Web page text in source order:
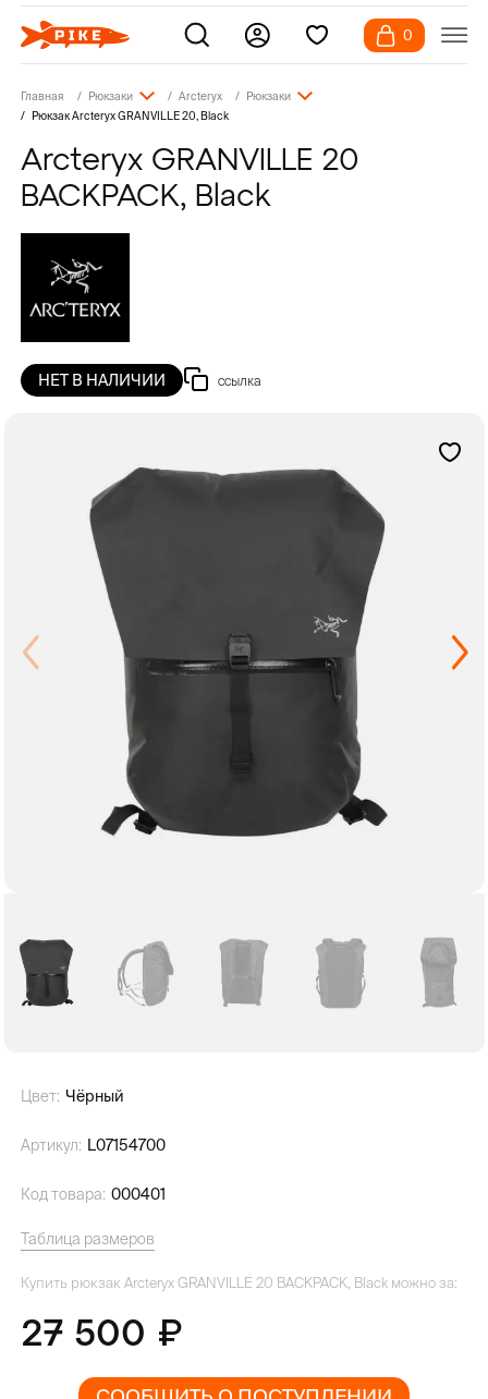
0
Главная Рюкзаки Arcteryx
Рюкзаки
Рюкзак Arcteryx GRANVILLE 20, Black
Arcteryx GRANVILLE 20
BACKPACK, Black
НЕТ В НАЛИЧИИ ссылка
Цвет: Чёрный
Артикул: L07154700
Код товара: 000401
Таблица размеров
Купить рюкзак Arcteryx GRANVILLE 20 BACKPACK, Black можно за:
27 500